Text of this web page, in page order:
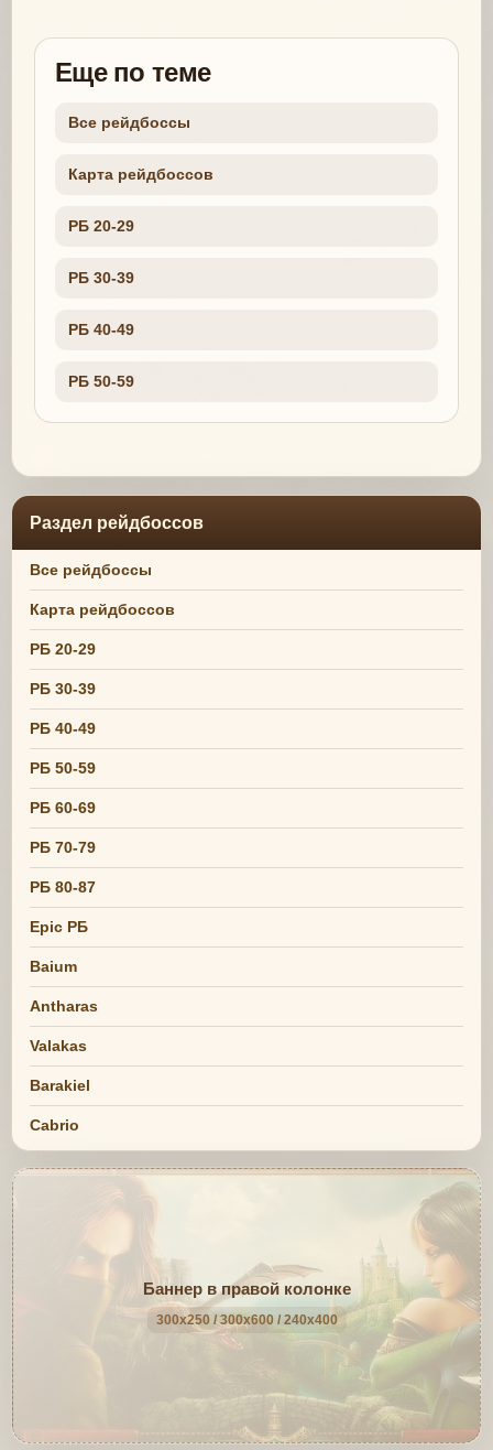
Еще по теме
Все рейдбоссы
Карта рейдбоссов
РБ 20-29
РБ 30-39
РБ 40-49
РБ 50-59
Раздел рейдбоссов
Все рейдбоссы
Карта рейдбоссов
РБ 20-29
РБ 30-39
РБ 40-49
РБ 50-59
РБ 60-69
РБ 70-79
РБ 80-87
Epic РБ
Baium
Antharas
Valakas
Barakiel
Cabrio
Баннер в правой колонке
300x250 / 300x600 / 240x400